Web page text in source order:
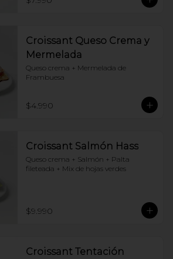
Croissant Queso Crema y
Mermelada
Queso crema + Mermelada de
Frambuesa
$4.990
Croissant Salmón Hass
Queso crema + Salmón + Palta
fileteada + Mix de hojas verdes
$9.990
Croissant Tentación